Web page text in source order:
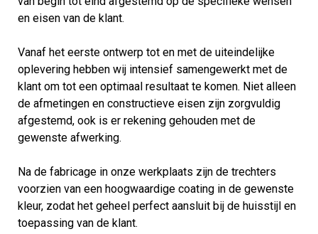
en eisen van de klant.
Vanaf het eerste ontwerp tot en met de uiteindelijke
oplevering hebben wij intensief samengewerkt met de
klant om tot een optimaal resultaat te komen. Niet alleen
de afmetingen en constructieve eisen zijn zorgvuldig
afgestemd, ook is er rekening gehouden met de
gewenste afwerking.
Na de fabricage in onze werkplaats zijn de trechters
voorzien van een hoogwaardige coating in de gewenste
kleur, zodat het geheel perfect aansluit bij de huisstijl en
toepassing van de klant.